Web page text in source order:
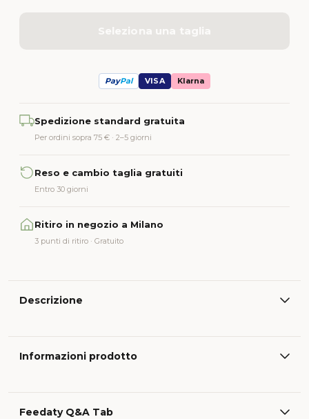
Seleziona una taglia
PayPal VISA Klarna
Spedizione standard gratuita
Per ordini sopra 75 € · 2–5 giorni
Reso e cambio taglia gratuiti
Entro 30 giorni
Ritiro in negozio a Milano
3 punti di ritiro · Gratuito
Descrizione
Informazioni prodotto
Feedaty Q&A Tab